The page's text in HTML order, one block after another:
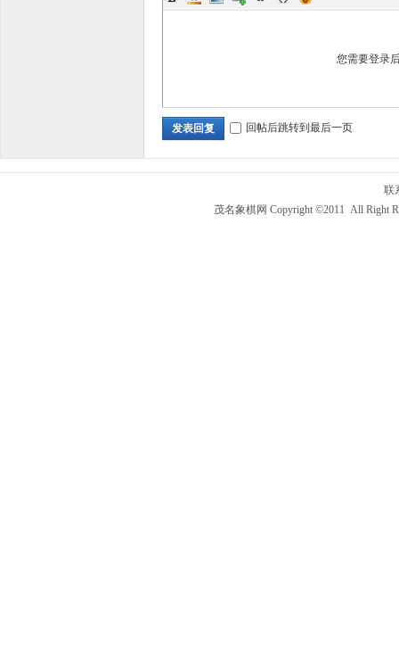
您需要登录
发表回复 回帖后跳转到最后一页
联
茂名象棋网 Copyright ©2011 All Right